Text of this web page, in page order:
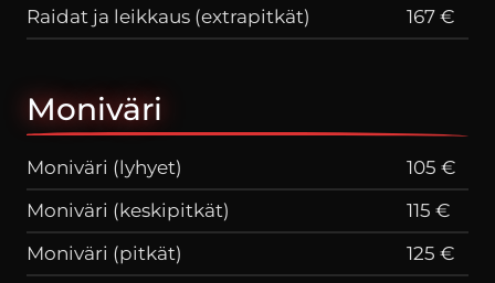
Raidat ja leikkaus (extrapitkät)
167 €
Moniväri
Moniväri (lyhyet)
105 €
Moniväri (keskipitkät)
115 €
Moniväri (pitkät)
125 €